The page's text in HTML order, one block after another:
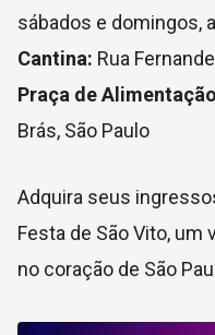
sábados e domingos,
Cantina: Rua
Praça de
Brás, São Paulo
Adquira seus
Festa de São Vito, um
no coração de São